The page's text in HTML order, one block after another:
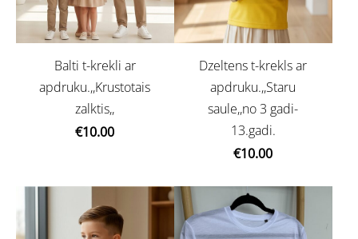
Balti t-krekli ar
apdruku.,,Krustotais
zalktis,,
€10.00
Dzeltens t-krekls ar
apdruku.,,Staru
saule,,no 3 gadi-
13.gadi.
€10.00